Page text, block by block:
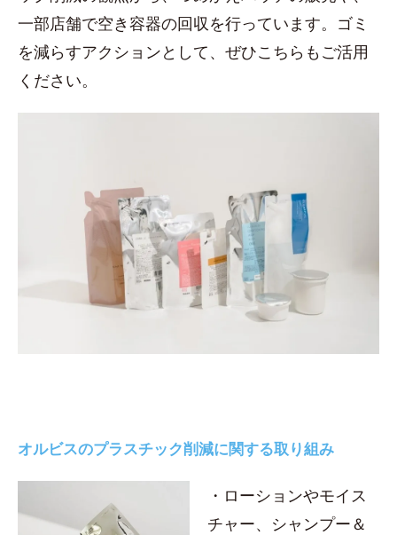
一部店舗で空き容器の回収を行っています。ゴミ
を減らすアクションとして、ぜひこちらもご活用
ください。
オルビスのプラスチック削減に関する取り組み
・ローションやモイス
チャー、シャンプー＆